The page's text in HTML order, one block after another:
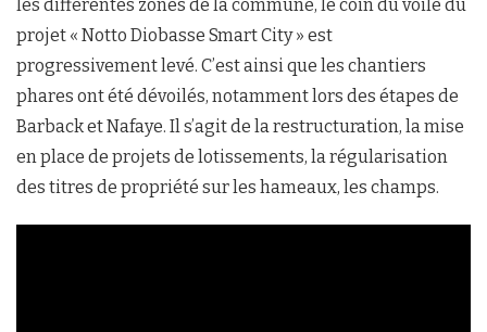
les différentes zones de la commune, le coin du voile du
projet « Notto Diobasse Smart City » est
progressivement levé. C’est ainsi que les chantiers
phares ont été dévoilés, notamment lors des étapes de
Barback et Nafaye. Il s’agit de la restructuration, la mise
en place de projets de lotissements, la régularisation
des titres de propriété sur les hameaux, les champs.